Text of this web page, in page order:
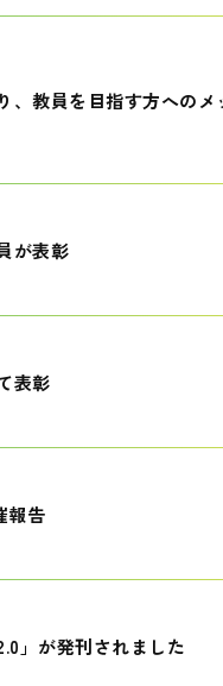
、教員を目指す方への
が表彰
表彰
報告
」が発刊されました